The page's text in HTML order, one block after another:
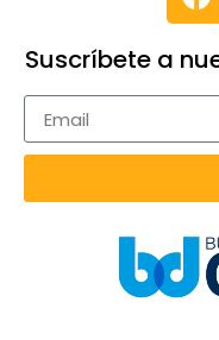
Suscríbete a